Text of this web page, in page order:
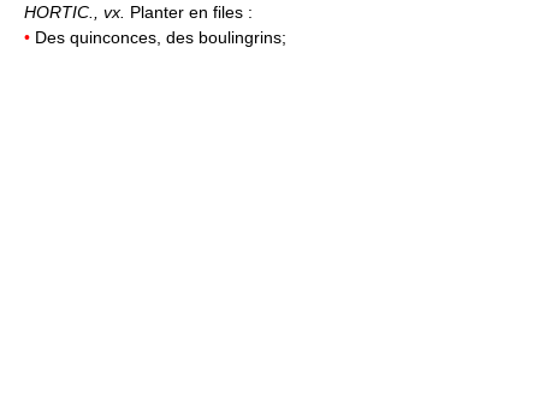
HORTIC., vx. Planter en files :
• Des quinconces, des boulingrins;